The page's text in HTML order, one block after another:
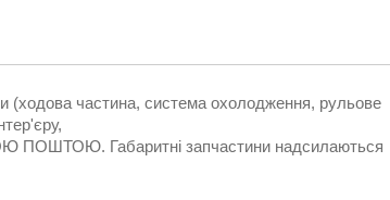
(ходова частина, система охолодження, рульове
ПОШТОЮ. Габаритні запчастини надсилаються